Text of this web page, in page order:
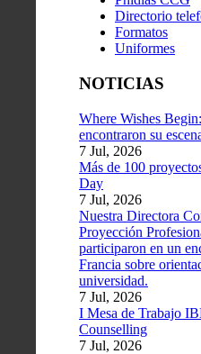
Directorio
Formatos
Uniformes
NOTICIAS
Where Wishes
encontraron su
7 Jul, 2026
Más de 100
Day
7 Jul, 2026
Nuestra Directora
Proyección
participaron en un
Francia sobre
universidad.
7 Jul, 2026
I Mesa de Trabajo
Counselling
7 Jul, 2026